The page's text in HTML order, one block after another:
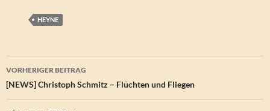
HEYNE
Beitragsnavigation
VORHERIGER BEITRAG
[NEWS] Christoph Schmitz – Flüchten und Fliegen